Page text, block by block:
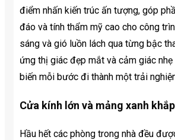
điểm nhấn kiến trúc ấn tượng, góp
đáo và tính thẩm mỹ cao cho công
sáng và gió luồn lách qua từng bậc
ứng thị giác đẹp mắt và cảm giác nhẹ
biến mỗi bước đi thành một trải
Cửa kính lớn và mảng xanh
Hầu hết các phòng trong nhà đều